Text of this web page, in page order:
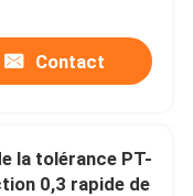
Contact
la tolérance PT-
0,3 rapide de